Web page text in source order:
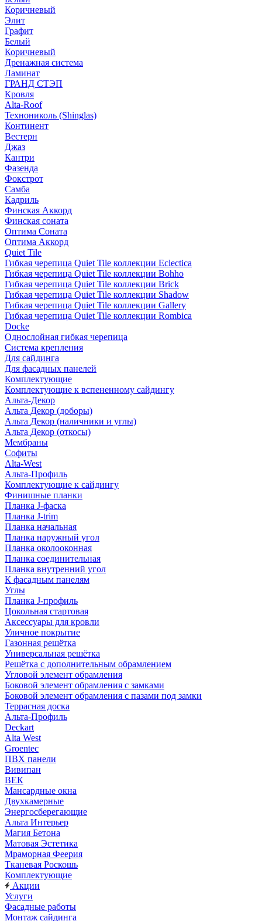
Коричневый
Элит
Графит
Белый
Коричневый
Дренажная система
Ламинат
ГРАНД СТЭП
Кровля
Alta-Roof
Технониколь (Shinglas)
Континент
Вестерн
Джаз
Кантри
Фазенда
Фокстрот
Самба
Кадриль
Финская Аккорд
Финская соната
Оптима Соната
Оптима Аккорд
Quiet Tile
Гибкая черепица Quiet Tile коллекции Eclectica
Гибкая черепица Quiet Tile коллекции Bohho
Гибкая черепица Quiet Tile коллекции Brick
Гибкая черепица Quiet Tile коллекции Shadow
Гибкая черепица Quiet Tile коллекции Gallery
Гибкая черепица Quiet Tile коллекции Rombica
Docke
Однослойная гибкая черепица
Система крепления
Для сайдинга
Для фасадных панелей
Комплектующие
Комплектующие к вспененному сайдингу
Альта-Декор
Альта Декор (доборы)
Альта Декор (наличники и углы)
Альта Декор (откосы)
Мембраны
Софиты
Alta-West
Альта-Профиль
Комплектующие к сайдингу
Финишные планки
Планка J-фаска
Планка J-trim
Планка начальная
Планка наружный угол
Планка околооконная
Планка соединительная
Планка внутренний угол
К фасадным панелям
Углы
Планка J-профиль
Цокольная стартовая
Аксессуары для кровли
Уличное покрытие
Газонная решётка
Универсальная решётка
Решётка с дополнительным обрамлением
Угловой элемент обрамления
Боковой элемент обрамления с замками
Боковой элемент обрамления с пазами под замки
Террасная доска
Альта-Профиль
Deckart
Alta West
Groentec
ПВХ панели
Вивипан
ВЕК
Мансардные окна
Двухкамерные
Энергосберегающие
Альта Интерьер
Магия Бетона
Матовая Эстетика
Мраморная Феерия
Тканевая Роскошь
Комплектующие
Акции
Услуги
Фасадные работы
Монтаж сайдинга